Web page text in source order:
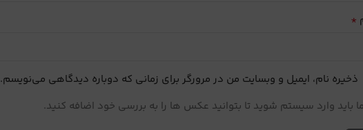
*
ذخیره نام، ایمیل و وبسایت من در مرورگر برای زمانی که دوباره دیدگاهی می‌نویسم.
باید وارد سیستم شوید تا بتوانید عکس ها را به بررسی خود اضافه کنید.